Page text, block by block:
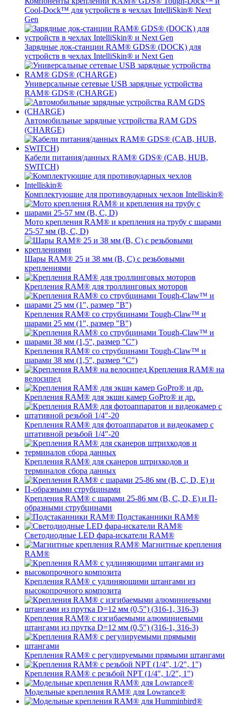
Cool-Dock™ для устройств в чехлах IntelliSkin® Next
Gen
Зарядные док-станции RAM® GDS® (DOCK) для
устройств в чехлах IntelliSkin® и Next Gen
Универсальные сетевые USB зарядные устройства
RAM® GDS® (CHARGE)
Автомобильные зарядные устройства RAM GDS
(CHARGE)
Кабели питания/данных RAM® GDS® (CAB, HUB,
SWITCH)
Комплектующие для противоударных чехлов Intelliskin®
Мото крепления RAM® и крепления на трубу с шарами
25-57 мм (B, C, D)
Шары RAM® 25 и 38 мм (B, C) с резьбовыми
креплениями
Крепления RAM® для троллинговых моторов
Крепления RAM® со струбцинами Tough-Claw™ и
шарами 25 мм (1", размер "B")
Крепления RAM® со струбцинами Tough-Claw™ и
шарами 38 мм (1,5", размер "C")
Крепления RAM® на
велосипед
Крепления RAM® для экшн камер GoPro® и др.
Крепления RAM® для фотоаппаратов и видеокамер с
штативной резьбой 1/4"-20
Крепления RAM® для сканеров штрихкодов и
терминалов сбора данных
Крепления RAM® с шарами 25-86 мм (B, C, D, E) и П-
образными струбцинами
Подстаканники RAM®
Светодиодные LED фара-искатели RAM®
Магнитные крепления
RAM®
Крепления RAM® с удлиняющими штангами из
высокопрочного композита
Крепления RAM® с изгибаемыми алюминиевыми
штангами из прутка D=12 мм (0,5") (316-1, 316-3)
Крепления RAM® c регулируемыми прямыми штангами
Крепления RAM® с резьбой NPT (1/4", 1/2", 1")
Модельные крепления RAM® для Lowrance®